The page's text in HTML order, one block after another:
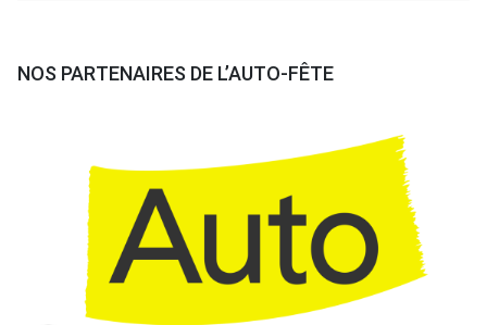
NOS PARTENAIRES DE L’AUTO-FÊTE